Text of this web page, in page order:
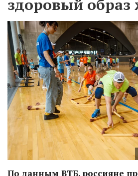
здоровый образ
По данным ВТБ, россияне